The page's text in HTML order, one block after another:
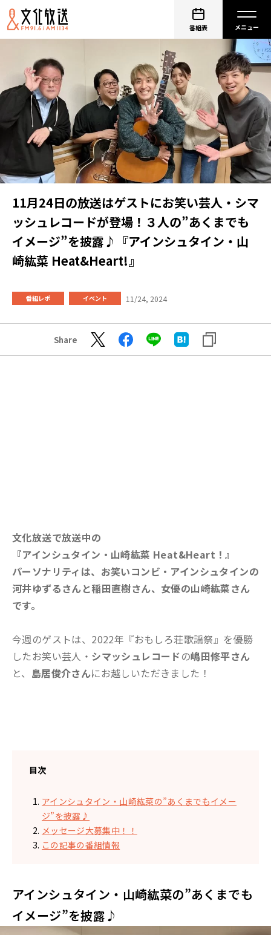
番組表
11月24日の放送はゲストにお笑い芸人・シマ
ッシュレコードが登場！３人の”あくまでも
イメージ”を披露♪『アインシュタイン・山
崎紘菜 Heat&Heart!』
番組レポ イベント 11/24, 2024
Share
文化放送で放送中の
『アインシュタイン・山崎紘菜 Heat&Heart！』
パーソナリティは、お笑いコンビ・アインシュタインの
河井ゆずるさんと稲田直樹さん、女優の山崎紘菜さん
です。
今週のゲストは、 2022年『おもしろ荘歌謡祭』を優勝
したお笑い芸人・ シマッシュレコードの嶋田修平さん
と、 島居俊介さんにお越しいただきました！
目次
アインシュタイン・山崎紘菜の”あくまでもイメー
ジ”を披露♪
メッセージ大募集中！！
この記事の番組情報
アインシュタイン・山崎紘菜の”あくまでも
イメージ”を披露♪